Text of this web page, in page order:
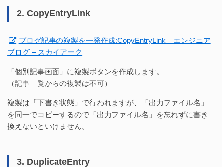
2. CopyEntryLink
ブログ記事の複製を一発作成:CopyEntryLink – エンジニア
ブログ – スカイアーク
「個別記事画面」に複製ボタンを作成します。
（記事一覧からの複製は不可）
複製は「下書き状態」で行われますが、「出力ファイル名」
を同一でコピーするので「出力ファイル名」を忘れずに書き
換えないといけません。
3. DuplicateEntry